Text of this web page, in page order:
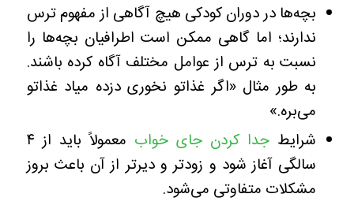
بچه‌ها در دوران کودکی هیچ آگاهی از مفهوم ترس
ندارند؛ اما گاهی ممکن است اطرافیان بچه‌ها را
نسبت به ترس از عوامل مختلف آگاه کرده باشند.
به طور مثال «اگر غذاتو نخوری دزده میاد غذاتو
می‌بره.»
شرایط جدا کردن جای خواب
معمولاً باید از ۴
سالگی آغاز شود و زودتر و دیرتر از آن باعث بروز
مشکلات متفاوتی می‌شود.